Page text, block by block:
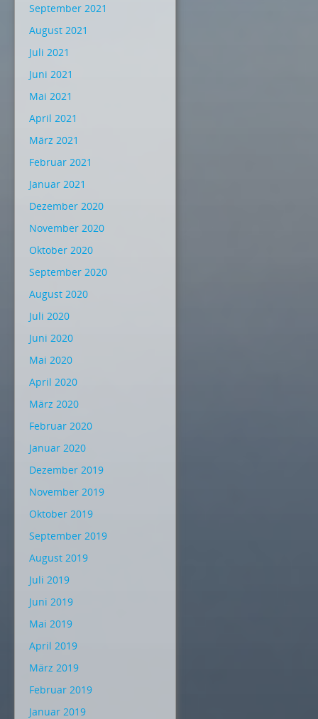
September 2021
August 2021
Juli 2021
Juni 2021
Mai 2021
April 2021
März 2021
Februar 2021
Januar 2021
Dezember 2020
November 2020
Oktober 2020
September 2020
August 2020
Juli 2020
Juni 2020
Mai 2020
April 2020
März 2020
Februar 2020
Januar 2020
Dezember 2019
November 2019
Oktober 2019
September 2019
August 2019
Juli 2019
Juni 2019
Mai 2019
April 2019
März 2019
Februar 2019
Januar 2019